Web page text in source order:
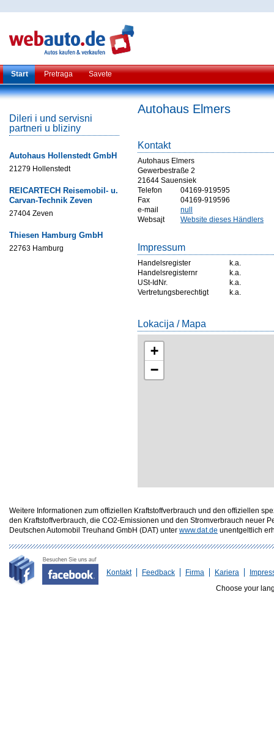
Start Pretraga Savete
Dileri i und servisni
partneri u bliziny
Autohaus Hollenstedt GmbH
21279 Hollenstedt
REICARTECH Reisemobil- u.
Carvan-Technik Zeven
27404 Zeven
Thiesen Hamburg GmbH
22763 Hamburg
Autohaus Elmers
Kontakt
Autohaus Elmers
Gewerbestraße 2
21644 Sauensiek
Telefon
04169-919595
Fax
04169-919596
e-mail
null
Websajt
Website dieses Händlers
Impressum
Handelsregister
k.a.
Handelsregisternr
k.a.
USt-IdNr.
k.a.
Vertretungsberechtigt
k.a.
Lokacija / Mapa
+
−
Weitere Informationen zum offiziellen Kraftstoffverbrauch und den offiziellen
den Kraftstoffverbrauch, die CO2-Emissionen und den Stromverbrauch neuer
Deutschen Automobil Treuhand GmbH (DAT) unter www.dat.de unentgeltlich
Kontakt Feedback Firma Kariera
Choose your